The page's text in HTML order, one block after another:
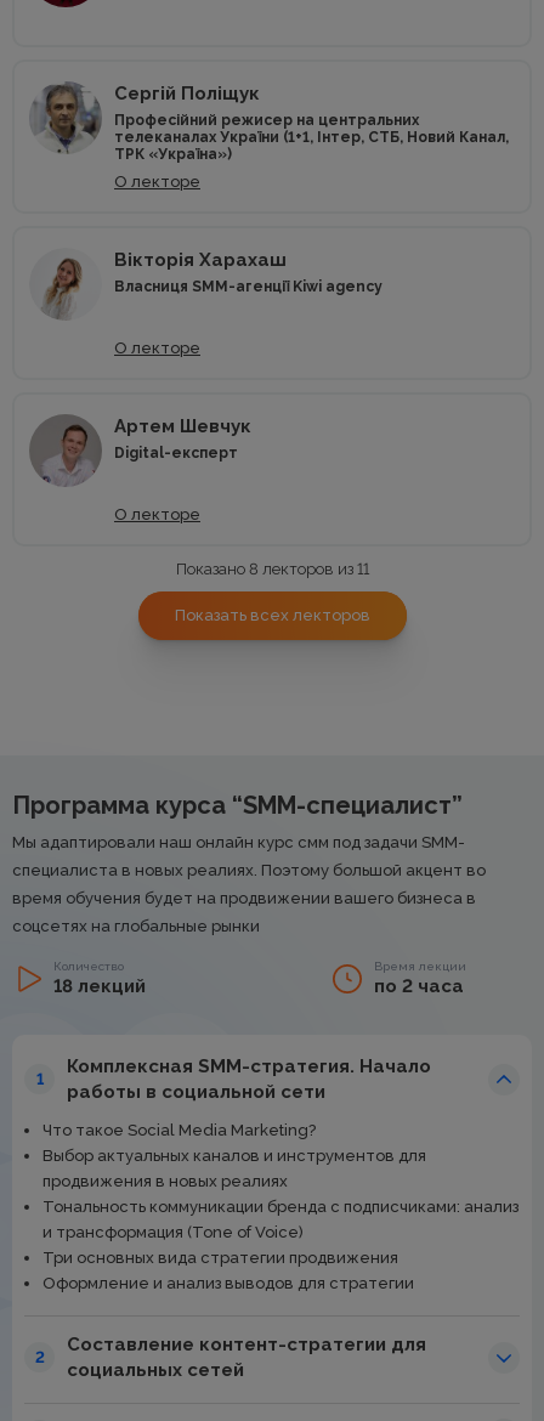
Сергій Поліщук
Професійний режисер на центральних
телеканалах України (1+1, Інтер, СТБ, Новий Канал,
ТРК «Україна»)
О лекторе
Вікторія Харахаш
Власниця SMM-агенції Kiwi agency
О лекторе
Артем Шевчук
Digital-експерт
О лекторе
Показано 8 лекторов из 11
Показать всех лекторов
Программа курса “SMM-специалист”
Мы адаптировали наш онлайн курс смм под задачи SMM-
специалиста в новых реалиях. Поэтому большой акцент во
время обучения будет на продвижении вашего бизнеса в
соцсетях на глобальные рынки
Количество
18 лекций
Время лекции
по 2 часа
1
Комплексная SMM-стратегия. Начало
работы в социальной сети
Что такое Social Media Marketing?
Выбор актуальных каналов и инструментов для
продвижения в новых реалиях
Тональность коммуникации бренда с подписчиками: анализ
и трансформация (Tone of Voice)
Три основных вида стратегии продвижения
Оформление и анализ выводов для стратегии
2
Составление контент-стратегии для
социальных сетей